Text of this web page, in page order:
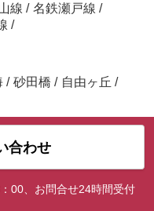
線 / 名鉄瀬戸線 /
/
/ 砂田橋 / 自由ヶ丘 /
合わせ
00、お問合せ24時間受付